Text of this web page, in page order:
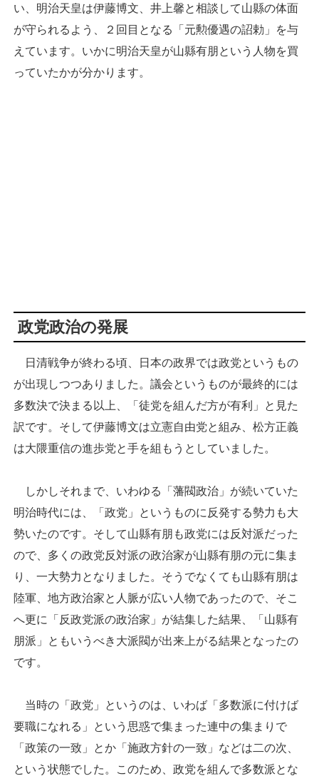
い、明治天皇は伊藤博文、井上馨と相談して山縣の体面
が守られるよう、２回目となる「元勲優遇の詔勅」を与
えています。いかに明治天皇が山縣有朋という人物を買
っていたかが分かります。
政党政治の発展
日清戦争が終わる頃、日本の政界では政党というもの
が出現しつつありました。議会というものが最終的には
多数決で決まる以上、「徒党を組んだ方が有利」と見た
訳です。そして伊藤博文は立憲自由党と組み、松方正義
は大隈重信の進歩党と手を組もうとしていました。
しかしそれまで、いわゆる「藩閥政治」が続いていた
明治時代には、「政党」というものに反発する勢力も大
勢いたのです。そして山縣有朋も政党には反対派だった
ので、多くの政党反対派の政治家が山縣有朋の元に集ま
り、一大勢力となりました。そうでなくても山縣有朋は
陸軍、地方政治家と人脈が広い人物であったので、そこ
へ更に「反政党派の政治家」が結集した結果、「山縣有
朋派」ともいうべき大派閥が出来上がる結果となったの
です。
当時の「政党」というのは、いわば「多数派に付けば
要職になれる」という思惑で集まった連中の集まりで
「政策の一致」とか「施政方針の一致」などは二の次、
という状態でした。このため、政党を組んで多数派とな